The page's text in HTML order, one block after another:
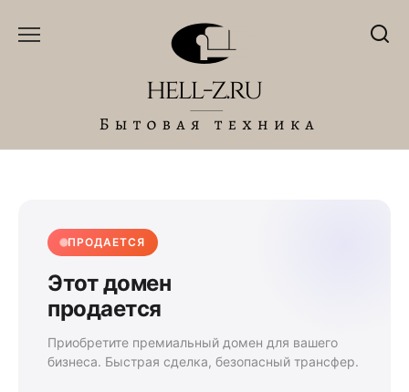
ПРОДАЕТСЯ
Этот домен
продается
Приобретите премиальный домен для вашего
бизнеса. Быстрая сделка, безопасный трансфер.